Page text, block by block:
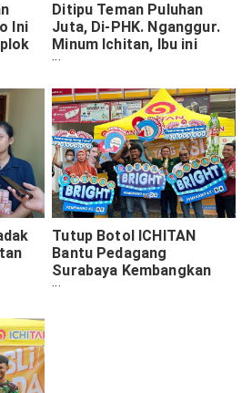
Ini
Ditipu Teman Puluhan
Juta, Di-PHK. Nganggur.
Minum Ichitan, Ibu ini
Dapat Rp300 Juta.
Tutup Botol ICHITAN
Bantu Pedagang
Surabaya Kembangkan
Usaha Hingga Biayai